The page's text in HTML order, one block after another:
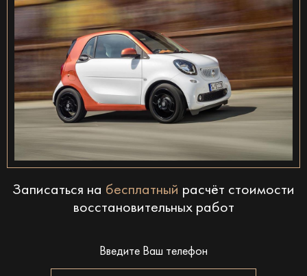
Записаться на бесплатный расчёт стоимости
восстановительных работ
Введите Ваш телефон